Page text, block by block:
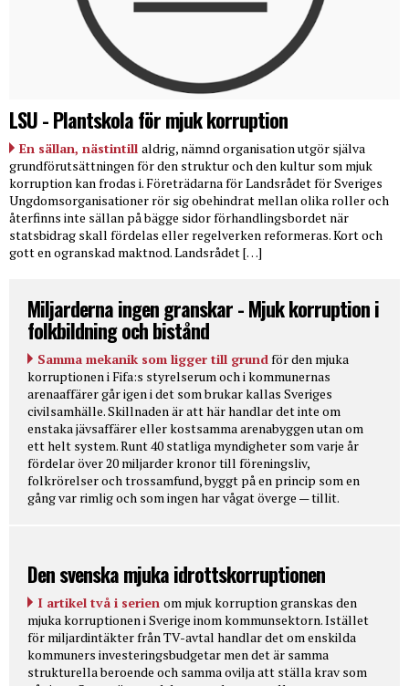
LSU - Plantskola för mjuk korruption
En sällan, nästintill aldrig, nämnd organisation utgör själva
grundförutsättningen för den struktur och den kultur som mjuk
korruption kan frodas i. Företrädarna för Landsrådet för Sveriges
Ungdomsorganisationer rör sig obehindrat mellan olika roller och
återfinns inte sällan på bägge sidor förhandlingsbordet när
statsbidrag skall fördelas eller regelverken reformeras. Kort och
gott en ogranskad maktnod. Landsrådet […]
Miljarderna ingen granskar - Mjuk korruption i
folkbildning och bistånd
Samma mekanik som ligger till grund för den mjuka
korruptionen i Fifa:s styrelserum och i kommunernas
arenaaffärer går igen i det som brukar kallas Sveriges
civilsamhälle. Skillnaden är att här handlar det inte om
enstaka jävsaffärer eller kostsamma arenabyggen utan om
ett helt system. Runt 40 statliga myndigheter som varje år
fördelar över 20 miljarder kronor till föreningsliv,
folkrörelser och trossamfund, byggt på en princip som en
gång var rimlig och som ingen har vågat överge — tillit.
Den svenska mjuka idrottskorruptionen
I artikel två i serien om mjuk korruption granskas den
mjuka korruptionen i Sverige inom kommunsektorn. Istället
för miljardintäkter från TV-avtal handlar det om enskilda
kommuners investeringsbudgetar men det är samma
strukturella beroende och samma ovilja att ställa krav som